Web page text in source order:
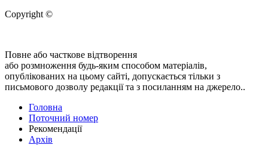
Copyright ©
Повне або часткове відтворення
або розмноження будь-яким способом матеріалів,
опублікованих на цьому сайті, допускається тільки з
письмового дозволу редакції та з посиланням на джерело..
Головна
Поточний номер
Рекомендації
Архів